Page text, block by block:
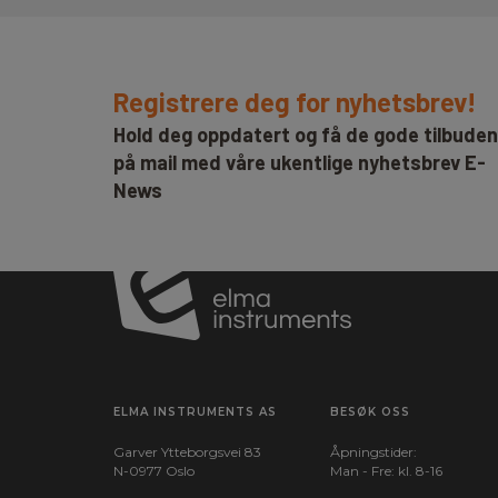
Dimensioner
H x B x D: 138 mm x 49 mm x 28
Nettovekt:
Registrere deg for nyhetsbrev!
Hold deg oppdatert og få de gode
på mail med våre ukentlige nyhetsbrev E-
News
ELMA INSTRUMENTS AS
Garver Ytteborgsvei 83
N-0977 Oslo
BESØK OSS
Åpningstider:
Man - Fre: kl. 8-16